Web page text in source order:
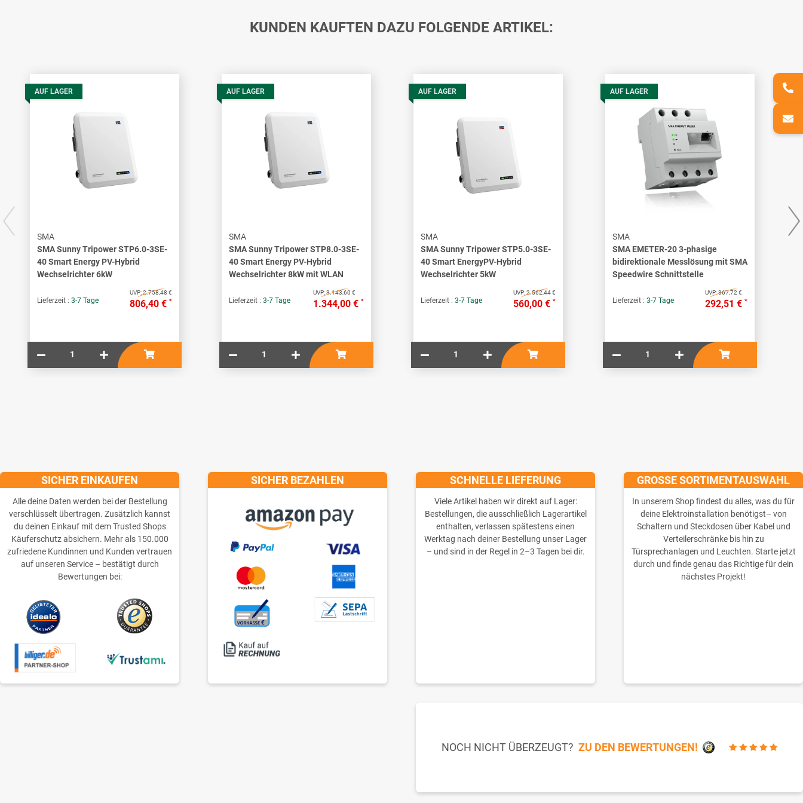
KUNDEN KAUFTEN DAZU FOLGENDE ARTIKEL:
AUF LAGER
SMA
SMA Sunny Tripower STP6.0-3SE-
40 Smart Energy PV-Hybrid
Wechselrichter 6kW
Lieferzeit : 3-7 Tage
UVP:2.758,48 €
806,40 € *
AUF LAGER
SMA
SMA Sunny Tripower STP8.0-3SE-
40 Smart Energy PV-Hybrid
Wechselrichter 8kW mit WLAN
Lieferzeit : 3-7 Tage
UVP:3.143,60 €
1.344,00 € *
AUF LAGER
SMA
SMA Sunny Tripower STP5.0-3SE-
40 Smart EnergyPV-Hybrid
Wechselrichter 5kW
Lieferzeit : 3-7 Tage
UVP:2.562,44 €
560,00 € *
AUF LAGER
SMA
SMA EMETER-20 3-phasige
bidirektionale Messlösung mit SMA
Speedwire Schnittstelle
Lieferzeit : 3-7 Tage
UVP:367,72 €
292,51 € *
SICHER EINKAUFEN
Alle deine Daten werden bei der Bestellung
verschlüsselt übertragen. Zusätzlich kannst
du deinen Einkauf mit dem Trusted Shops
Käuferschutz absichern. Mehr als 150.000
zufriedene Kundinnen und Kunden vertrauen
auf unseren Service – bestätigt durch
Bewertungen bei:
SICHER BEZAHLEN SCHNELLE LIEFERUNG
Viele Artikel haben wir direkt auf Lager:
Bestellungen, die ausschließlich Lagerartikel
enthalten, verlassen spätestens einen
Werktag nach deiner Bestellung unser Lager
– und sind in der Regel in 2–3 Tagen bei dir.
GROSSE SORTIMENTAUSWAHL
In unserem Shop findest du alles, was du für
deine Elektroinstallation benötigst– von
Schaltern und Steckdosen über Kabel und
Verteilerschränke bis hin zu
Türsprechanlagen und Leuchten. Starte jetzt
durch und finde genau das Richtige für dein
nächstes Projekt!
NOCH NICHT ÜBERZEUGT? ZU DEN BEWERTUNGEN!